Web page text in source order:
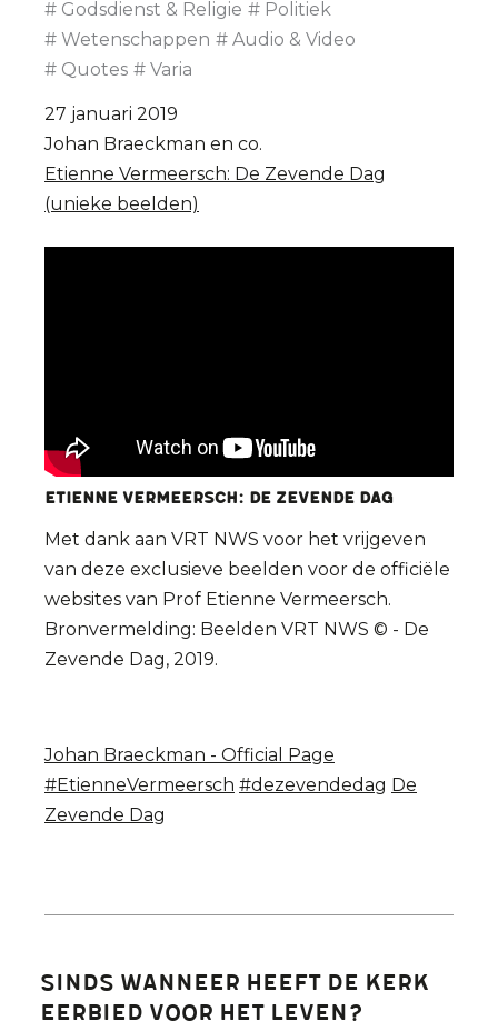
Godsdienst & Religie
Politiek
Wetenschappen
Audio & Video
Quotes
Varia
27 januari 2019
Johan Braeckman en co.
Etienne Vermeersch: De Zevende Dag
(unieke beelden)
Etienne VERMEERSCH: De Zevende Dag
Met dank aan VRT NWS voor het vrijgeven
van deze exclusieve beelden voor de officiële
websites van Prof Etienne Vermeersch.
Bronvermelding: Beelden VRT NWS © - De
Zevende Dag, 2019.
Johan Braeckman - Official Page
#EtienneVermeersch #dezevendedag De
Zevende Dag
Sinds wanneer heeft de Kerk
eerbied voor het leven?